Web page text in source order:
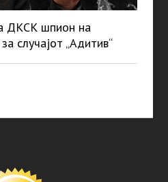
ДКСК шпион на
случајот „Адитив“